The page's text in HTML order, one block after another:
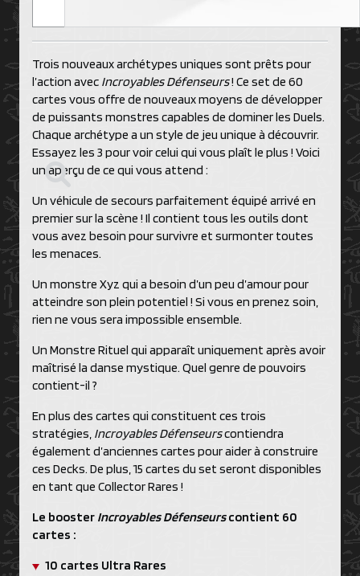
Trois nouveaux archétypes uniques sont prêts pour
l’action avec Incroyables Défenseurs! Ce set de 60
cartes vous offre de nouveaux moyens de développer
de puissants monstres capables de dominer les Duels.
Chaque archétype a un style de jeu unique à découvrir.
Essayez les 3 pour voir celui qui vous plaît le plus ! Voici
un aperçu de ce qui vous attend :
Un véhicule de secours parfaitement équipé arrivé en
premier sur la scène ! Il contient tous les outils dont
vous avez besoin pour survivre et surmonter toutes
les menaces.
Un monstre Xyz qui a besoin d’un peu d’amour pour
atteindre son plein potentiel ! Si vous en prenez soin,
rien ne vous sera impossible ensemble.
Un Monstre Rituel qui apparaît uniquement après avoir
maîtrisé la danse mystique. Quel genre de pouvoirs
contient-il ?
En plus des cartes qui constituent ces trois
stratégies, Incroyables Défenseurscontiendra
également d’anciennes cartes pour aider à construire
ces Decks. De plus, 15 cartes du set seront disponibles
en tant que Collector Rares !
Le booster Incroyables Défenseurscontient 60
cartes :
10 cartes Ultra Rares